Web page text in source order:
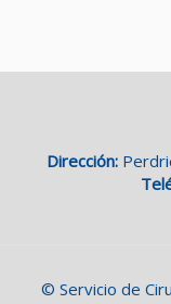
Dirección:
© Servicio de